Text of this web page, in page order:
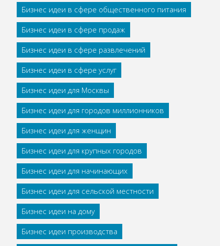
Бизнес идеи в сфере общественного питания
Бизнес идеи в сфере продаж
Бизнес идеи в сфере развлечений
Бизнес идеи в сфере услуг
Бизнес идеи для Москвы
Бизнес идеи для городов миллионников
Бизнес идеи для женщин
Бизнес идеи для крупных городов
Бизнес идеи для начинающих
Бизнес идеи для сельской местности
Бизнес идеи на дому
Бизнес идеи производства